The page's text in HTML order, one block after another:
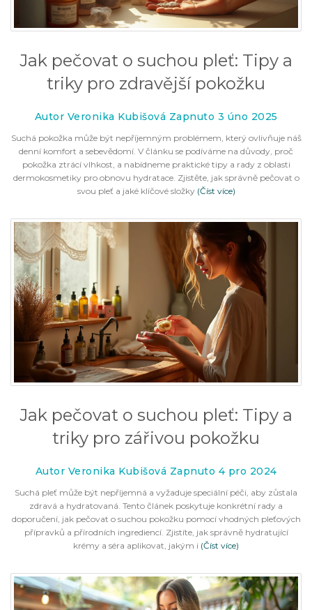
Jak pečovat o suchou pleť: Tipy a
triky pro zdravější pokožku
Autor Veronika Kubišová Zapnuto 3 úno 2025
Suchá pokožka může být nepříjemným problémem, který ovlivňuje náš
denní komfort a sebevědomí. V článku se podíváme na důvody, proč
pokožka ztrácí vlhkost, a nabídneme praktické tipy a rady z oblasti
dermokosmetiky pro obnovu hydratace. Zjistěte, jak správně pečovat o
svou pleť a jaké klíčové složky (Číst více)
Jak pečovat o suchou pleť: Tipy a
triky pro zářivou pokožku
Autor Veronika Kubišová Zapnuto 4 pro 2024
Suchá pleť může být nepříjemná a vyžaduje speciální péči, aby zůstala
zdravá a hydratovaná. Tento článek poskytuje konkrétní rady a
doporučení, jak pečovat o suchou pokožku pomocí vhodných pleťových
přípravků a přírodních ingrediencí. Zjistíte, jak správně hydratující
krémy a séra aplikovat, jakým i (Číst více)